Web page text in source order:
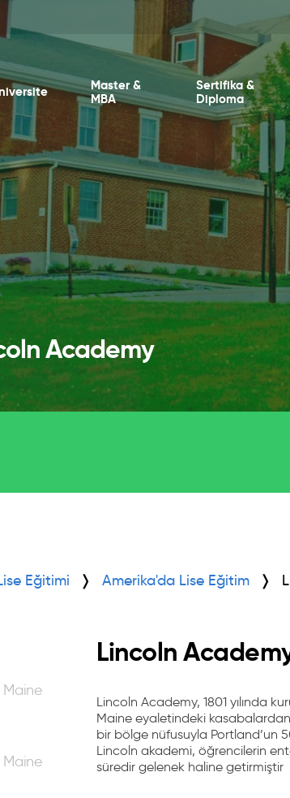
Master &
MBA
Sertifika &
Diploma
Academy
Eğitimi Amerika'da Lise Eğitim
Lincoln
Lincoln Academy, 1801 yılında
Maine eyaletindeki
bir bölge nüfusuyla Portland’un
Lincoln akademi, öğrencilerin
süredir gelenek haline getirmiştir